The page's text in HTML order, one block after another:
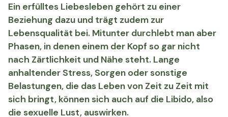
Ein erfülltes Liebesleben gehört zu einer
Beziehung dazu und trägt zudem zur
Lebensqualität bei. Mitunter durchlebt man aber
Phasen, in denen einem der Kopf so gar nicht
nach Zärtlichkeit und Nähe steht. Lange
anhaltender Stress, Sorgen oder sonstige
Belastungen, die das Leben von Zeit zu Zeit mit
sich bringt, können sich auch auf die Libido, also
die sexuelle Lust, auswirken.